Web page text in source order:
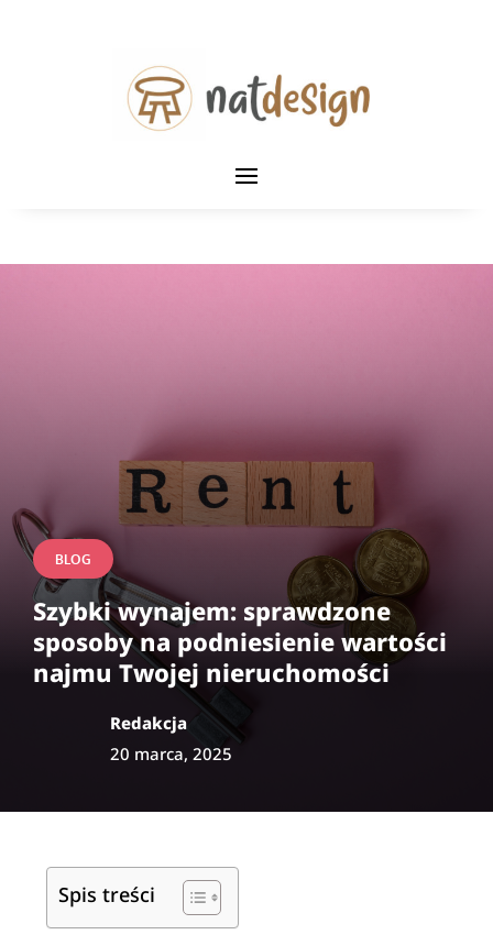
BLOG
Szybki wynajem: sprawdzone
sposoby na podniesienie wartości
najmu Twojej nieruchomości
Redakcja
20 marca, 2025
Spis treści